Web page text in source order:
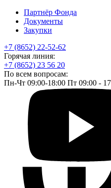
Партнёр Фонда
Документы
Закупки
+7 (8652) 22-52-62
Горячая линия:
+7 (8652) 23 56 20
По всем вопросам:
Пн-Чт 09:00-18:00 Пт 09:00 -